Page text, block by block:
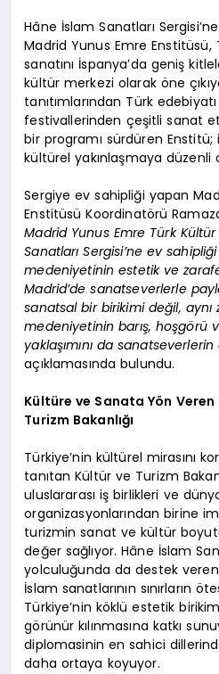
Hâne İslam Sanatları
Madrid Yunus Emre
sanatını İspanya’da geniş
kültür merkezi olarak öne
tanıtımlarından Türk
festivallerinden çeşitli sanat
bir programı sürdüren Enstitü;
kültürel yakınlaşmaya düzenli
Sergiye ev sahipliği yapan
Enstitüsü Koordinatörü
Madrid Yunus Emre Türk
Sanatları Sergisi’ne ev
medeniyetinin estetik ve
Madrid’de sanatseverlerle
sanatsal bir birikimi değil,
medeniyetinin barış, hoşgörü
yaklaşımını da
açıklamasında bulundu.
Kültüre ve Sanata Yön Veren
Turizm Bakanlığı
Türkiye’nin kültürel mirasını
tanıtan Kültür ve Turizm
uluslararası iş birlikleri ve
organizasyonlarından birine
turizmin sanat ve kültür
değer sağlıyor. Hâne İslam
yolculuğunda da destek veren
İslam sanatlarının sınırların
Türkiye’nin köklü estetik
görünür kılınmasına katkı
diplomasinin en sahici
daha ortaya koyuyor.